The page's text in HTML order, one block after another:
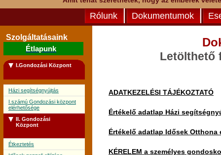
Rólunk Dokumentumok
Szolgáltatásaink
Étlapunk
I.Gondozási Központ
Házi segítségnyújtás
I.számú Gondozási központ
elérhetősége
II. Gondozási
Központ
Étkeztetés
Letölthető
ADATKEZELÉSI TÁJÉKOZTATÓ
Értékelő adatlap Házi
Értékelő adatlap Idősek Otthona
KÉRELEM a személyes